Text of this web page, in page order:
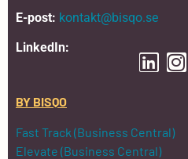
E-post: kontakt@bisqo.se
LinkedIn:
BY BISQO
Fast Track (Business Central)
Elevate (Business Central)